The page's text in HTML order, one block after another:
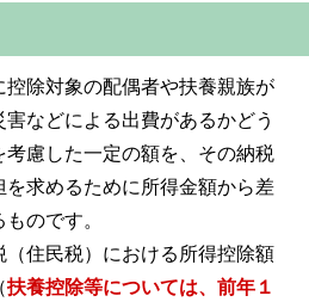
除対象の配偶者や扶養親族が
などによる出費があるかどう
慮した一定の額を、その納税
求めるために所得金額から差
のです。
住民税）における所得控除額
扶養控除等については、前年１